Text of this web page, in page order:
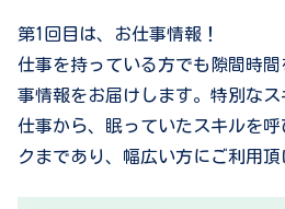
第1回目は、お仕事情報！
仕事を持っている方でも隙間時
事情報をお届けします。特別な
仕事から、眠っていたスキルを
クまであり、幅広い方にご利用頂